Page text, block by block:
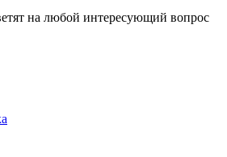
на любой интересующий вопрос